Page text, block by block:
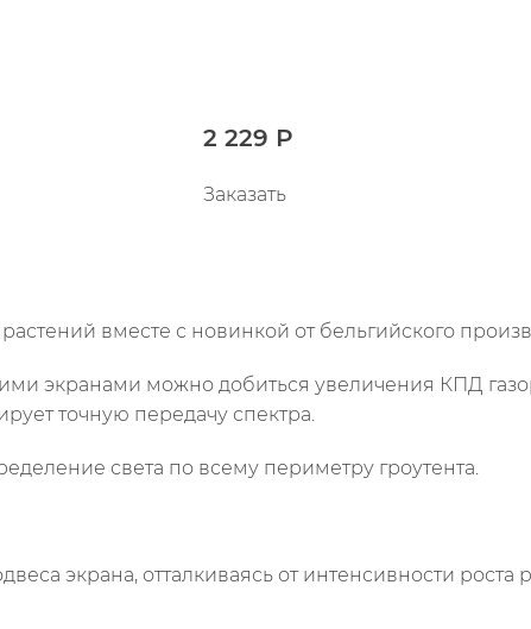
2 229 Р
Заказать
вместе с новинкой от бельгийского
экранами можно добиться увеличения КПД
точную передачу спектра.
света по всему периметру гроутента.
экрана, отталкиваясь от интенсивности роста